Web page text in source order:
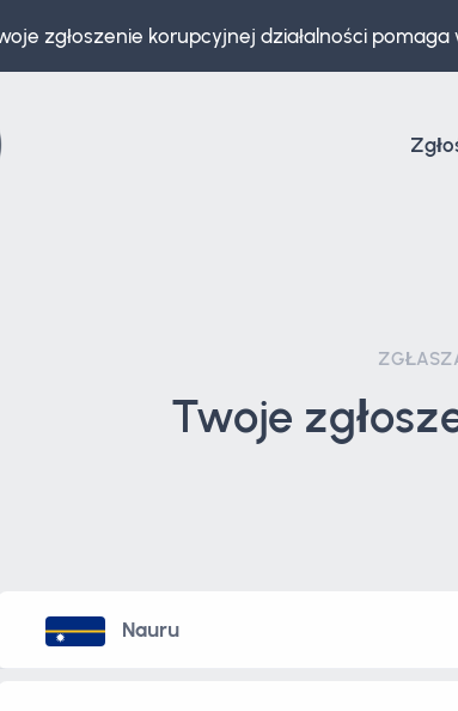
zgłoszenie korupcyjnej działalności
Twoje
Nauru